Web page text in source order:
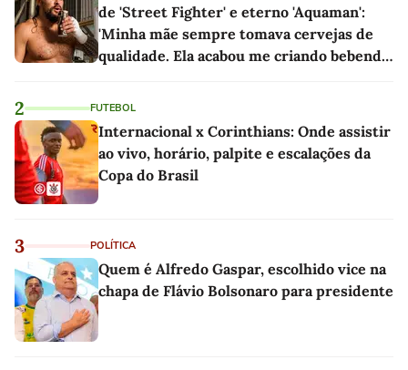
de 'Street Fighter' e eterno 'Aquaman':
'Minha mãe sempre tomava cervejas de
qualidade. Ela acabou me criando bebendo
2 FUTEBOL
Internacional x Corinthians: Onde assistir
ao vivo, horário, palpite e escalações da
Copa do Brasil
3 POLÍTICA
Quem é Alfredo Gaspar, escolhido vice na
chapa de Flávio Bolsonaro para presidente